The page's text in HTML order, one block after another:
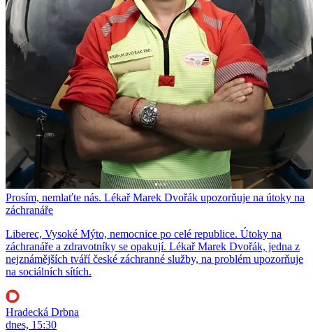
Prosím, nemlaťte nás. Lékař Marek Dvořák upozorňuje na útoky na
záchranáře
Liberec, Vysoké Mýto, nemocnice po celé republice. Útoky na
záchranáře a zdravotníky se opakují. Lékař Marek Dvořák, jedna z
nejznámějších tváří české záchranné služby, na problém upozorňuje
na sociálních sítích.
Hradecká Drbna
dnes, 15:30